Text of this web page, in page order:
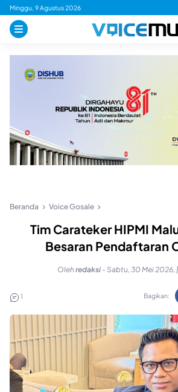
Skip
content
Minggu, 9 Agustus 2026
Beranda Voice Gosale
Tim Carateker HIPMI
Besaran Pendaftaran
Olehredaksi - Sabtu, 30 Mei 2026,
1 Bagikan: